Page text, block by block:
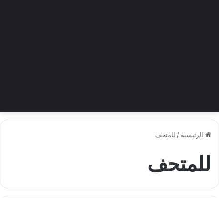
الرئيسية / للمتحف
للمتحف